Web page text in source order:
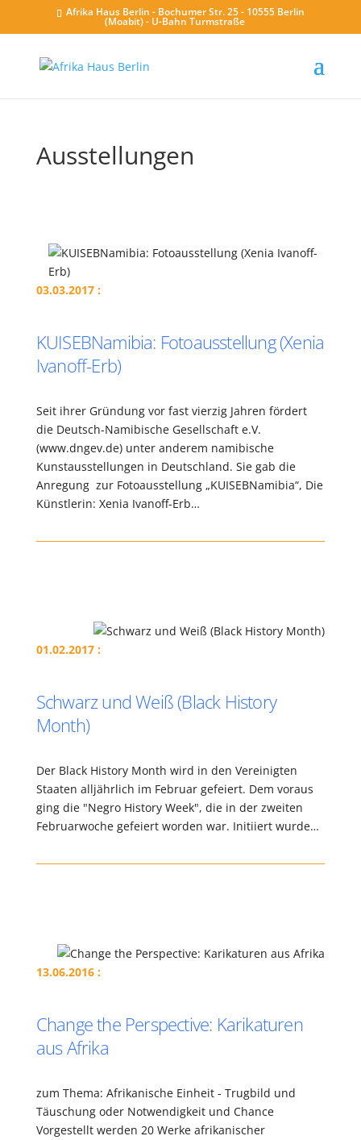
Afrika Haus Berlin - Bochumer Str. 25 - 10555 Berlin
(Moabit) - U-Bahn Turmstraße
Ausstellungen
03.03.2017 :
KUISEBNamibia: Fotoausstellung (Xenia
Ivanoff-Erb)
Seit ihrer Gründung vor fast vierzig Jahren fördert
die Deutsch-Namibische Gesellschaft e.V.
(www.dngev.de) unter anderem namibische
Kunstausstellungen in Deutschland. Sie gab die
Anregung zur Fotoausstellung „KUISEBNamibia“, Die
Künstlerin: Xenia Ivanoff-Erb…
01.02.2017 :
Schwarz und Weiß (Black History
Month)
Der Black History Month wird in den Vereinigten
Staaten alljährlich im Februar gefeiert. Dem voraus
ging die "Negro History Week", die in der zweiten
Februarwoche gefeiert worden war. Initiiert wurde…
13.06.2016 :
Change the Perspective: Karikaturen
aus Afrika
zum Thema: Afrikanische Einheit - Trugbild und
Täuschung oder Notwendigkeit und Chance
Vorgestellt werden 20 Werke afrikanischer